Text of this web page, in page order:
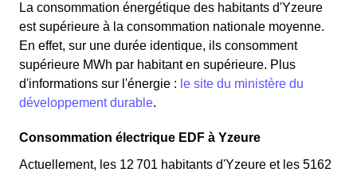
La consommation énergétique des habitants d'Yzeure
est supérieure à la consommation nationale moyenne.
En effet, sur une durée identique, ils consomment
supérieure MWh par habitant en supérieure. Plus
d'informations sur l'énergie : le site du ministère du
développement durable.
Consommation électrique EDF à Yzeure
Actuellement, les 12 701 habitants d'Yzeure et les 5162